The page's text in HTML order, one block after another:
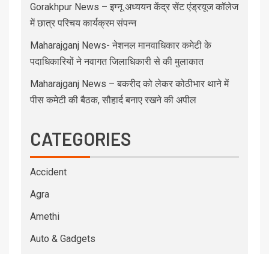
Gorakhpur News – इग्नू अध्ययन केंद्र सेंट एंड्रयूज कॉलेज
में छात्र परिचय कार्यक्रम संपन्न
Maharajganj News- नेशनल मानवाधिकार कमेटी के
पदाधिकारियों ने नवागत जिलाधिकारी से की मुलाकात
Maharajganj News – बकरीद को लेकर कोठीभार थाने में
पीस कमेटी की बैठक, सौहार्द बनाए रखने की अपील
CATEGORIES
Accident
Agra
Amethi
Auto & Gadgets